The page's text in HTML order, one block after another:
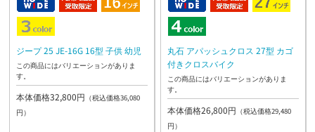
ジープ 25 JE-16G 16型 子供 幼児
この商品にはバリエーションがありま
す。
本体価格32,800円 （税込価格36,080
円）
丸石 アパッシュクロス 27型 カゴ
付きクロスバイク
この商品にはバリエーションがありま
す。
本体価格26,800円 （税込価格29,480
円）